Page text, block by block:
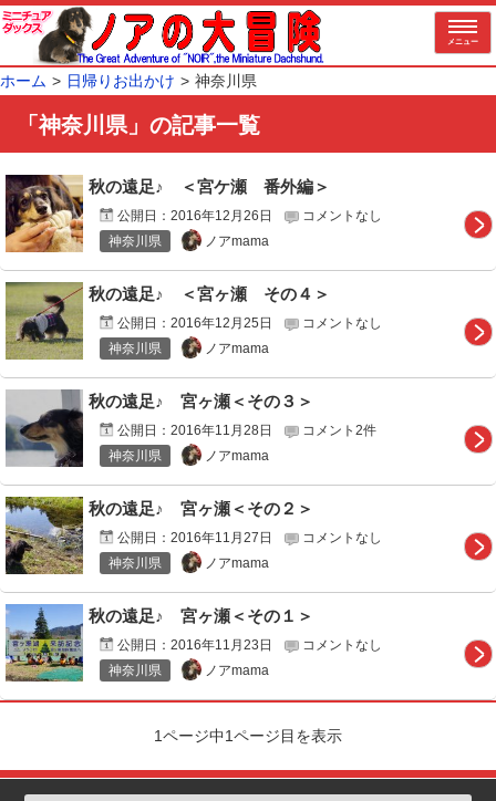
メニュー
ホーム 日帰りお出かけ 神奈川県
「神奈川県」の記事一覧
秋の遠足♪ ＜宮ケ瀬 番外編＞
公開日： 2016年12月26日
コメントなし
神奈川県
ノアmama
秋の遠足♪ ＜宮ヶ瀬 その４＞
公開日： 2016年12月25日
コメントなし
神奈川県
ノアmama
秋の遠足♪ 宮ヶ瀬＜その３＞
公開日： 2016年11月28日
コメント2件
神奈川県
ノアmama
秋の遠足♪ 宮ヶ瀬＜その２＞
公開日： 2016年11月27日
コメントなし
神奈川県
ノアmama
秋の遠足♪ 宮ヶ瀬＜その１＞
公開日： 2016年11月23日
コメントなし
神奈川県
ノアmama
1ページ中1ページ目を表示